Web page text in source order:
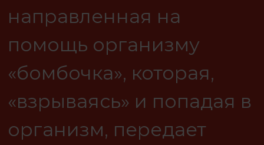
направленная на
помощь организму
«бомбочка», которая,
«взрываясь» и попадая в
организм, передает